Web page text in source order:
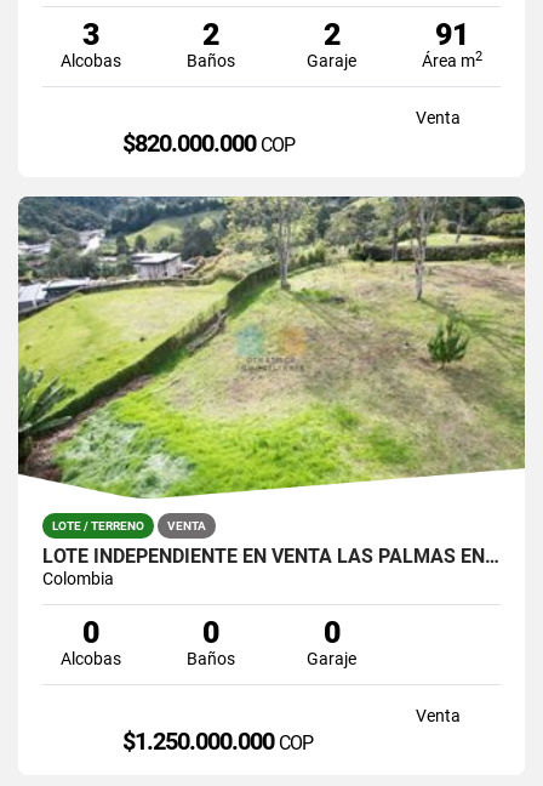
3
Alcobas
2
Baños
2
Garaje
91
Área m2
Venta
$820.000.000 COP
LOTE / TERRENO VENTA
LOTE INDEPENDIENTE EN VENTA LAS PALMAS EN PARCELACIÓN
Colombia
0
Alcobas
0
Baños
0
Garaje
Venta
$1.250.000.000 COP